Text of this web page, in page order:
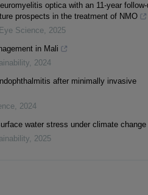
optica with an 11-year follow-
prospects in the treatment of NMO
Eye Science, 2025
in Mali
, 2024
after minimally invasive
, 2024
water stress under climate change
, 2025